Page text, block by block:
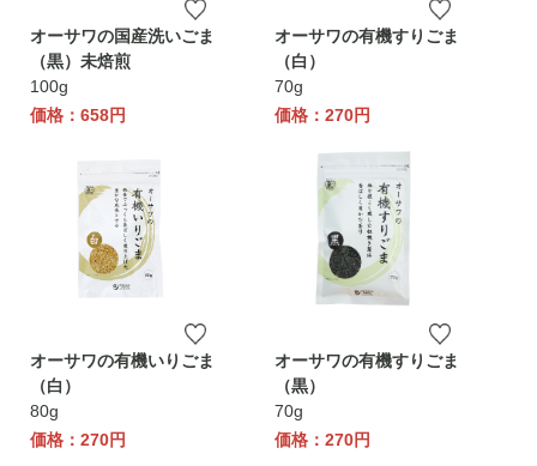
オーサワの国産洗いごま
（黒）未焙煎
100g
価格：658円
オーサワの有機すりごま
（白）
70g
価格：270円
オーサワの有機いりごま
（白）
80g
価格：270円
オーサワの有機すりごま
（黒）
70g
価格：270円